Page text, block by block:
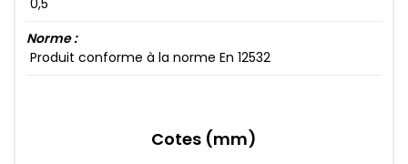
0​,5​
Norme :
Produit conforme à la norme En 12532
Cotes (mm)